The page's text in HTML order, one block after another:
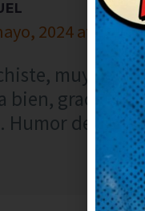
2024 at 1:36
muy
bien, gracias.
Humor del